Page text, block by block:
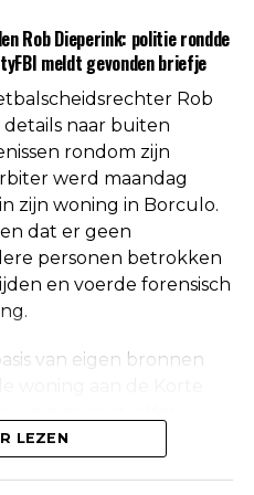
gedaan over
de Nederlandse
Dieperink verliest het
scheidsrechter die
hoogste niveau.
zich stap voor stap
ook de Eredivisie
Rob Dieperink: politie rondde
meldt gevonden briefje
Rob
naar buiten
rondom zijn
werd maandag
zijn woning in Borculo.
dat er geen
personen betrokken
en voerde forensisch
van eigen bronnen
boodschap had
LEZEN